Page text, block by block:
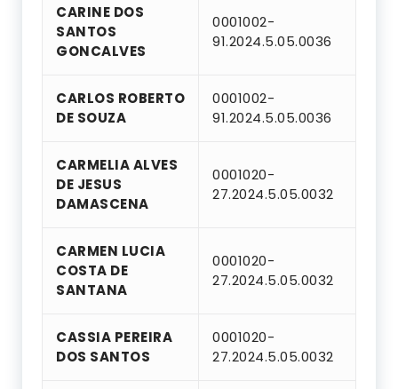
CARINE DOS
SANTOS
GONCALVES
0001002-
91.2024.5.05.0036
CARLOS ROBERTO
DE SOUZA
0001002-
91.2024.5.05.0036
CARMELIA ALVES
DE JESUS
DAMASCENA
0001020-
27.2024.5.05.0032
CARMEN LUCIA
COSTA DE
SANTANA
0001020-
27.2024.5.05.0032
CASSIA PEREIRA
DOS SANTOS
0001020-
27.2024.5.05.0032